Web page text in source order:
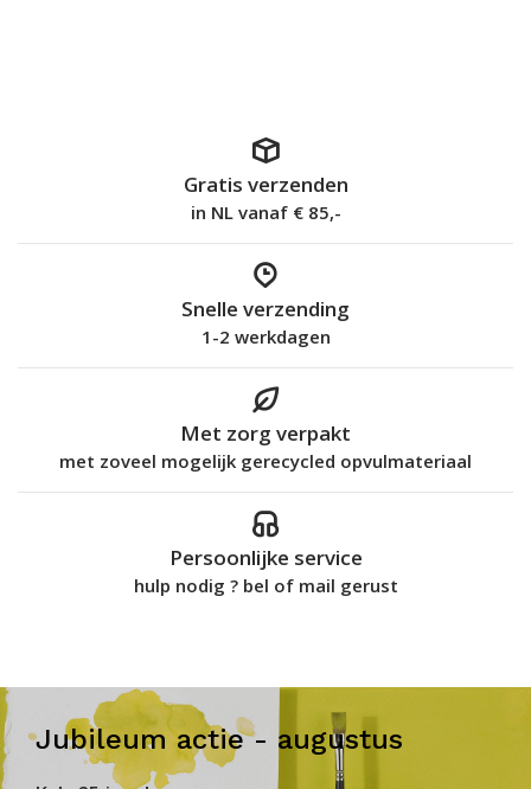
Gratis verzenden
in NL vanaf € 85,-
Snelle verzending
1-2 werkdagen
Met zorg verpakt
met zoveel mogelijk gerecycled opvulmateriaal
Persoonlijke service
hulp nodig ? bel of mail gerust
Jubileum actie - augustus